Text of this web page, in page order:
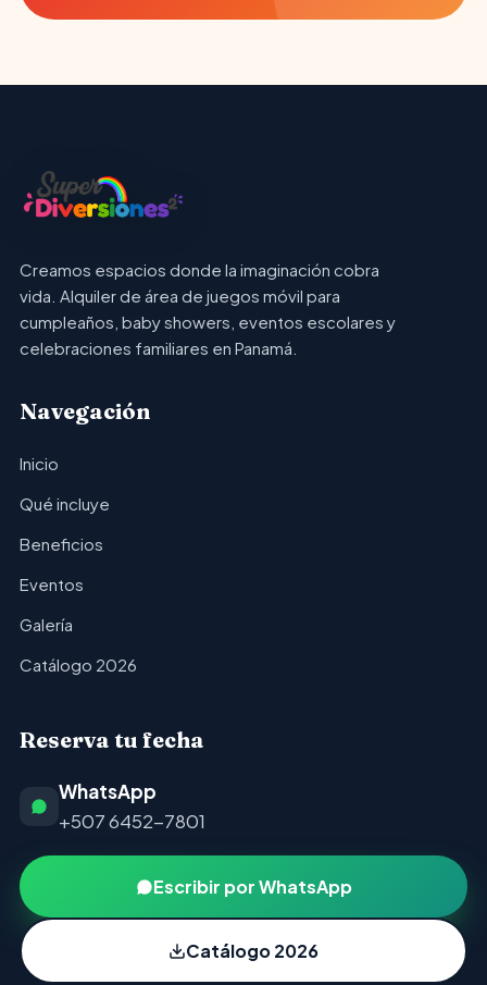
Creamos espacios donde la imaginación cobra
vida. Alquiler de área de juegos móvil para
cumpleaños, baby showers, eventos escolares y
celebraciones familiares en Panamá.
Navegación
Inicio
Qué incluye
Beneficios
Eventos
Galería
Catálogo 2026
Reserva tu fecha
WhatsApp
+507 6452-7801
Escribir por WhatsApp
Catálogo 2026